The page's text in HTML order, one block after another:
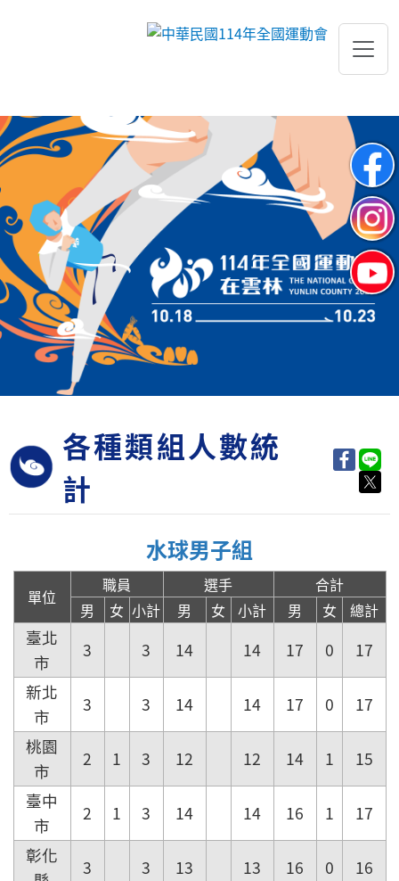
跳到主要內容
各種類組人數統
計
水球男子組
單位
職員 選手
合計
男
女 小計 男 女 小計 男 女 總計
臺北
市
3 3 14 14 17 0
17
新北
市
3 3 14 14 17 0
17
桃園
市
2 1 3 12 12 14 1
15
臺中
市
2 1 3 14 14 16 1
17
彰化
3 3 13 13 16 0
16